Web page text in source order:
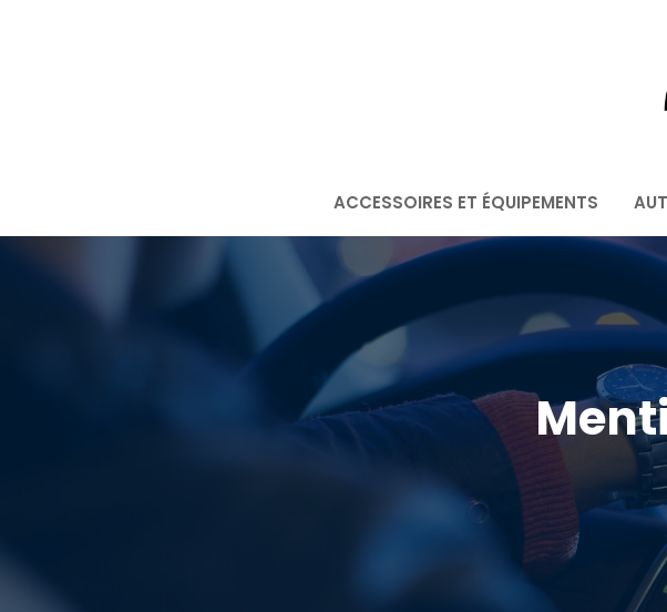
ACCESSOIRES ET ÉQUIPEMENTS